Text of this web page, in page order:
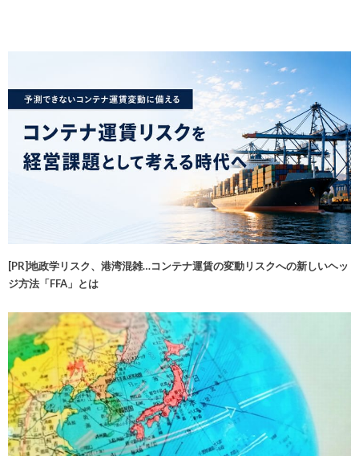
[PR]地政学リスク、港湾混雑…コンテナ運賃の変動リスクへの新しいヘッ
ジ方法「FFA」とは